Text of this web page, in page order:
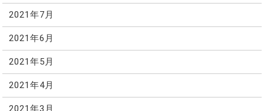
2021年7月
2021年6月
2021年5月
2021年4月
2021年3月